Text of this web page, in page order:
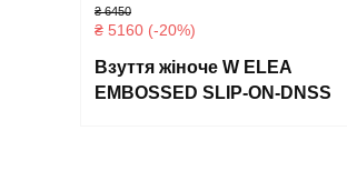
₴ 6450
₴ 5160 (-20%)
Взуття жіноче W ELEA
EMBOSSED SLIP-ON-DNSS